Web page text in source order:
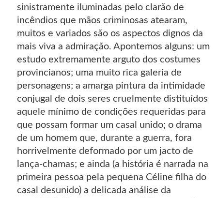
sinistramente iluminadas pelo clarão de
incêndios que mãos criminosas atearam,
muitos e variados são os aspectos dignos da
mais viva a admiração. Apontemos alguns: um
estudo extremamente arguto dos costumes
provincianos; uma muito rica galeria de
personagens; a amarga pintura da intimidade
conjugal de dois seres cruelmente distituídos
aquele mínimo de condições requeridas para
que possam formar um casal unido; o drama
de um homem que, durante a guerra, fora
horrivelmente deformado por um jacto de
lança-chamas; e ainda (a história é narrada na
primeira pessoa pela pequena Céline filha do
casal desunido) a delicada análise da